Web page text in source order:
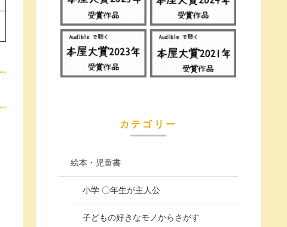
カテゴリー
絵本・児童書
小学 〇年生が主人公
子どもの好きなモノからさがす